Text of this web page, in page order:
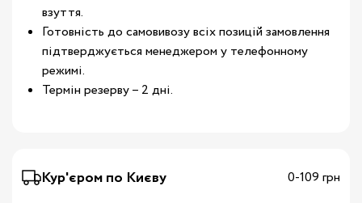
взуття.
Готовність до самовивозу всіх позицій замовлення
підтверджується менеджером у телефонному
режимі.
Термін резерву – 2 дні.
Кур'єром по Києву
0-109 грн